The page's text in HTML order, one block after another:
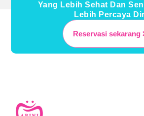
Yang Lebih Sehat Dan
Lebih Percaya
Reservasi sekarang